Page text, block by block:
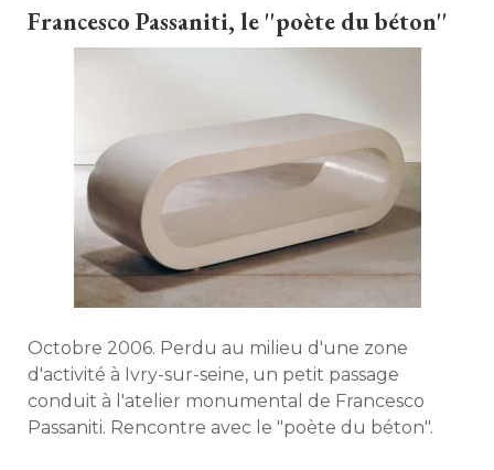
Francesco Passaniti, le ''poète du béton''
Octobre 2006. Perdu au milieu d'une zone
d'activité à Ivry-sur-seine, un petit passage
conduit à l'atelier monumental de Francesco
Passaniti. Rencontre avec le "poète du béton".